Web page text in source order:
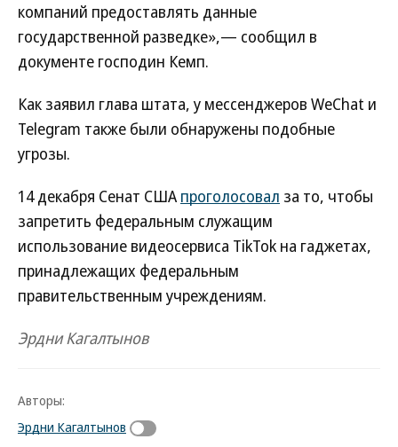
компаний предоставлять данные
государственной разведке»,— сообщил в
документе господин Кемп.
Как заявил глава штата, у мессенджеров WeChat и
Telegram также были обнаружены подобные
угрозы.
14 декабря Сенат США проголосовал за то, чтобы
запретить федеральным служащим
использование видеосервиса TikTok на гаджетах,
принадлежащих федеральным
правительственным учреждениям.
Эрдни Кагалтынов
Авторы:
Эрдни Кагалтынов